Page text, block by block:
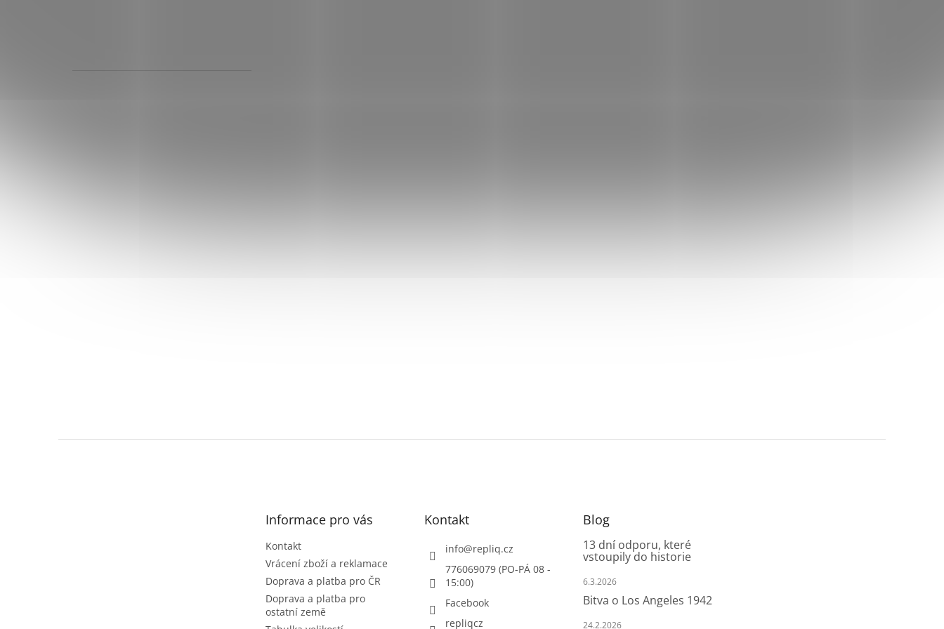
Informace pro vás
Kontakt
Vrácení zboží a reklamace
Doprava a platba pro ČR
Doprava a platba pro
ostatní země
Kontakt
info@repliq.cz
776069079 (PO-PÁ 08 -
15:00)
Facebook
repliqcz
Blog
13 dní odporu, které
vstoupily do historie
6.3.2026
Bitva o Los Angeles 1942
24.2.2026